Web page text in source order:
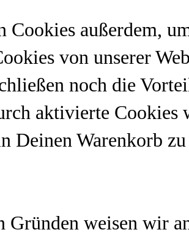
Cookies außerdem,
von unserer
noch die
aktivierte
Deinen Warenkorb
Gründen weisen wir